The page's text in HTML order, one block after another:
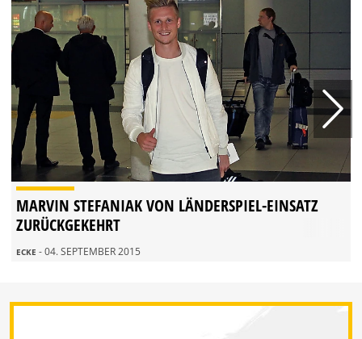
MARVIN STEFANIAK VON LÄNDERSPIEL-EINSATZ
ZURÜCKGEKEHRT
ECKE - 04. SEPTEMBER 2015